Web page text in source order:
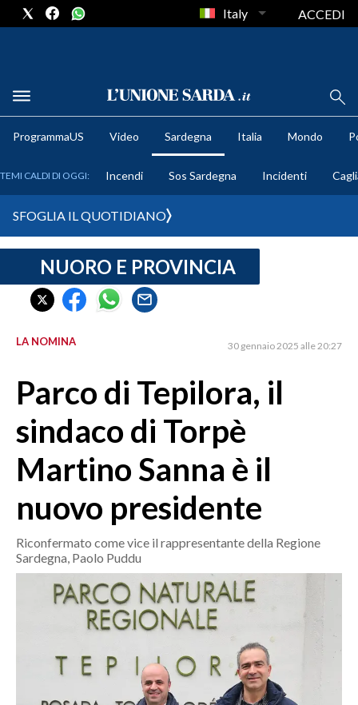
METEO
CRONACA SARDEGNA
CAGLIARI
SULCIS IGLESIENTE
ORISTANO E PROVINCIA
GALLURA
NUORO E PROVINCIA
OGLIASTRA
AGENDA
CRONACA
ITALIA
MONDO
ECONOMIA
Italy ACCEDI
ProgrammaUS Video Sardegna Italia Mondo
TEMI CALDI DI OGGI: Incendi Sos Sardegna Incidenti
SFOGLIA IL QUOTIDIANO
NUORO E PROVINCIA
LA NOMINA 30 gennaio 2025 alle 20:27
Parco di Tepilora, il
sindaco di Torpè
Martino Sanna è il
nuovo presidente
Riconfermato come vice il rappresentante della Regione
Sardegna, Paolo Puddu